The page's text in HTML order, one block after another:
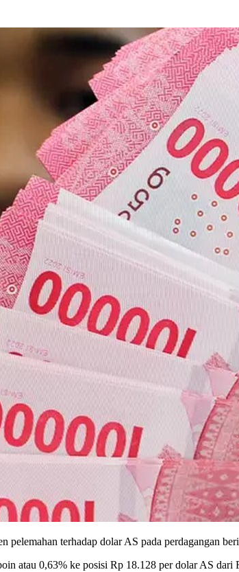
terhadap dolar AS pada perdagangan
atau 0,63% ke posisi Rp 18.128 per dolar AS dari